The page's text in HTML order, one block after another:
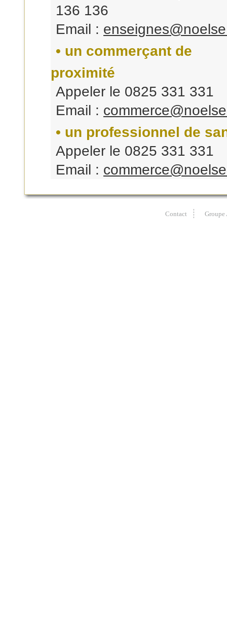
136 136
Email :
• un commerçant de
proximité
Appeler le 0825 331 331
Email :
• un professionnel de
Appeler le 0825 331 331
Email :
Contact Groupe